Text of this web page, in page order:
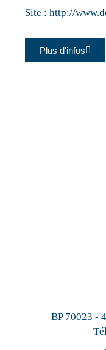
Site :http://
Plus d'infos
BP 70023 -